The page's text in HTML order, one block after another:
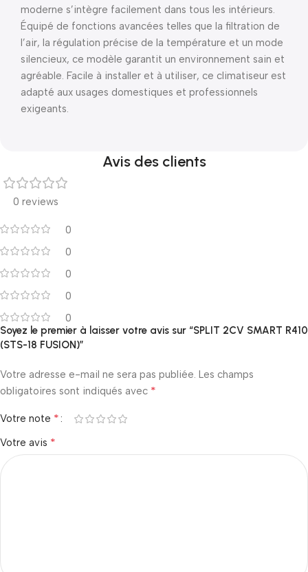
moderne s’intègre facilement dans tous les intérieurs.
Équipé de fonctions avancées telles que la filtration de
l’air, la régulation précise de la température et un mode
silencieux, ce modèle garantit un environnement sain et
agréable. Facile à installer et à utiliser, ce climatiseur est
adapté aux usages domestiques et professionnels
exigeants.
Avis des clients
0 reviews
0
0
0
0
0
Soyez le premier à laisser votre avis sur “SPLIT 2CV SMART R410
(STS-18 FUSION)”
Votre adresse e-mail ne sera pas publiée. Les champs
obligatoires sont indiqués avec *
Votre note *
Votre avis *